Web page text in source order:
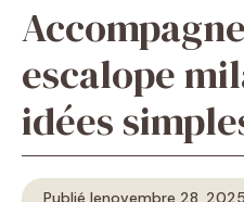
escalope
idées
Publié lenovembre 28, 2025